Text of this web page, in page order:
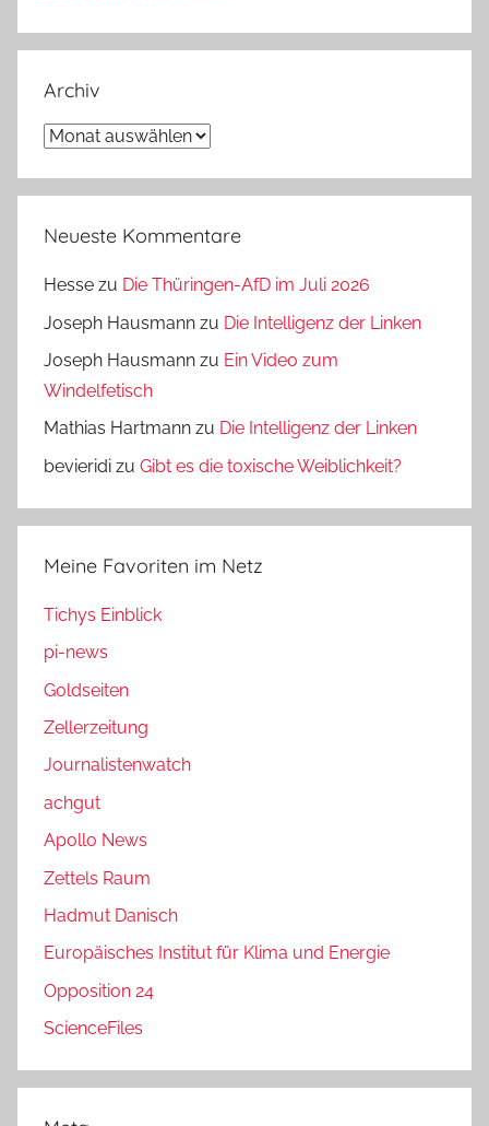
Archiv
Archiv
Neueste Kommentare
Hesse zu Die Thüringen-AfD im Juli 2026
Joseph Hausmann zu Die Intelligenz der Linken
Joseph Hausmann zu Ein Video zum
Windelfetisch
Mathias Hartmann zu Die Intelligenz der Linken
bevieridi zu Gibt es die toxische Weiblichkeit?
Meine Favoriten im Netz
Tichys Einblick
pi-news
Goldseiten
Zellerzeitung
Journalistenwatch
achgut
Apollo News
Zettels Raum
Hadmut Danisch
Europäisches Institut für Klima und Energie
Opposition 24
ScienceFiles